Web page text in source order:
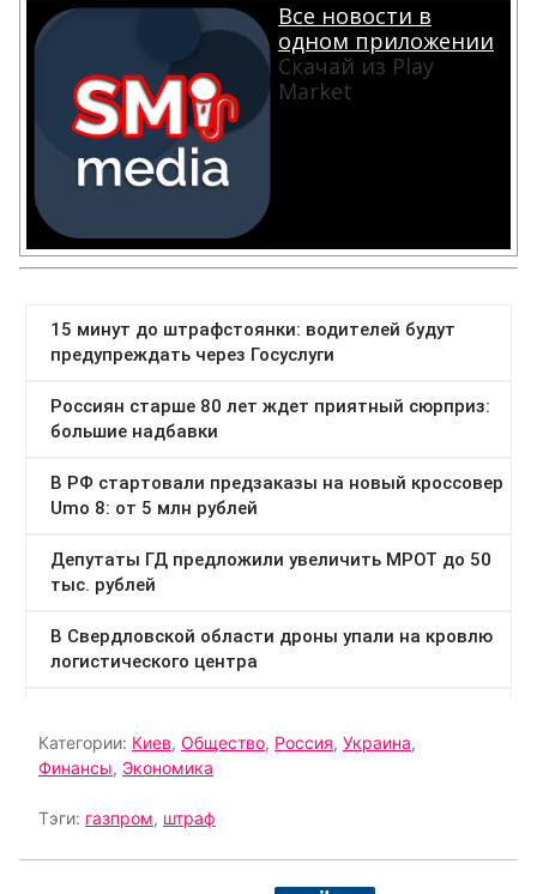
Все новости в
одном приложении
Скачай из Play
Market
Категории: Киев, Общество, Россия, Украина,
Финансы, Экономика
Тэги: газпром, штраф